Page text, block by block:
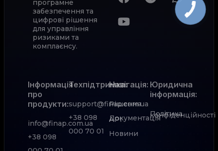
програмне
забезпечення та
цифрові рішення
для управління
ризиками та
комплаєнсу.
Інформація
про
продукти:
info@finap.com.ua
+38 098
Техпідтримка:
support@finap.com.ua
+38 098
000 70 01
Рішення
Документація
АРІ
Новини
Навігація: Юридична
інформація:
Політика
конфіденційності